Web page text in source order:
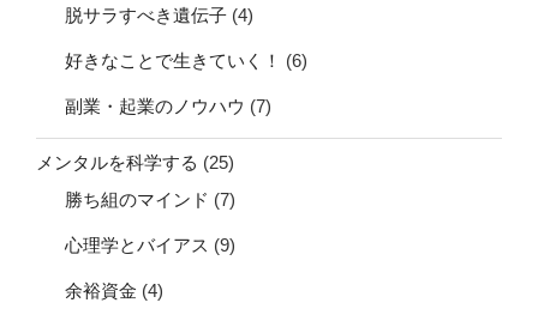
好きなことで生きていく！
副業・起業のノウハウ (7)
メンタルを科学する(25)
勝ち組のマインド(7)
心理学とバイアス (9)
余裕資金 (4)
運とギャンブルの科学